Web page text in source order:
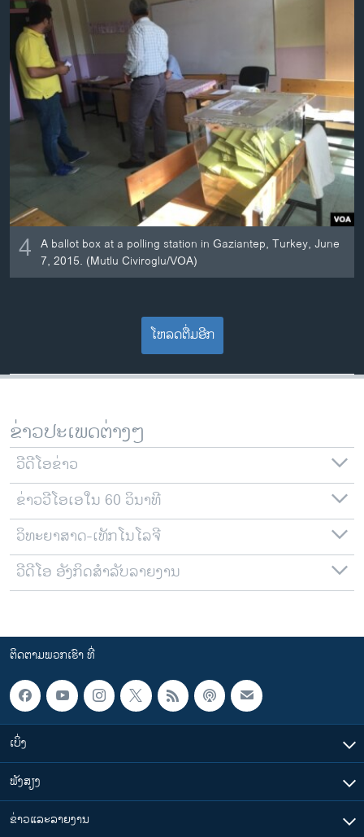
4 A ballot box at a polling station in Gaziantep, Turkey, June
7, 2015. (Mutlu Civiroglu/VOA)
ໂຫລດຕື່ມອີກ
ຂ່າວປະເພດຕ່າງໆ
ວີດີໂອຂ່າວ
ຂ່າວວີໂອເອໃນ 60 ວິນາທີ
ວິທະຍາສາດ-ເທັກໂນໂລຈີ
ວີດີໂອ ອັງກິດສຳລັບລາຍງານ
ຕິດຕາມພວກເຮົາ ທີ່
ເບິ່ງ
ຟັງສຽງ
ຂ່າວແລະລາຍງານ